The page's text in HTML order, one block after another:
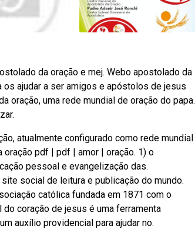
da oração e mej. Webo apostolado da
ajudar a ser amigos e apóstolos de jesus
oração, uma rede mundial de oração do papa.
atualmente configurado como rede mundial
oração pdf | pdf | amor | oração. 1) o
pessoal e evangelização das.
social de leitura e publicação do mundo.
católica fundada em 1871 com o
coração de jesus é uma ferramenta
auxílio providencial para ajudar no.